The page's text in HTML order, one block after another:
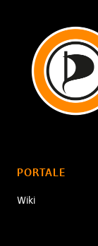
PORTALE
Wiki